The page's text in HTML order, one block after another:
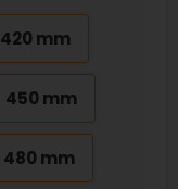
420 mm
450 mm
480 mm